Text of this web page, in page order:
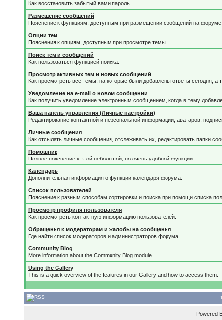
Как восстановить забытый вами пароль.
Размещение сообщений
Пояснение к функциям, доступным при размещении сообщений на форуме.
Опции тем
Пояснения к опциям, доступным при просмотре темы.
Поиск тем и сообщений
Как пользоваться функцией поиска.
Просмотр активных тем и новых сообщений
Как просмотреть все темы, на которые были добавлены ответы сегодня,
Уведомление на е-mail о новом сообщении
Как получить уведомление электронным сообщением, когда в тему
Ваша панель управления (Личные настройки)
Редактирование контактной и персональной информации, аватаров,
Личные сообщения
Как отсылать личные сообщения, отслеживать их, редактировать папки
Помошник
Полное пояснение к этой небольшой, но очень удобной функции
Календарь
Дополнительная информация о функции календаря форума.
Список пользователей
Пояснение к разным способам сортировки и поиска при помощи списка
Просмотр профиля пользователя
Как просмотреть контактную информацию пользователей.
Обращения к модераторам и жалобы на сообщения
Где найти список модераторов и администраторов форума.
Community Blog
More information about the Community Blog module.
Using the Gallery
This is a quick overview of the features in our Gallery and how to access them.
Powered